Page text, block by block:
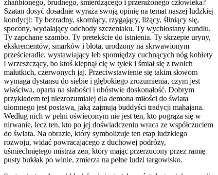
zhańbionego, brudnego, śmierdzącego i przerażonego człowieka?
Szatan dosyć dosadnie wyraża swoją opinię na temat naszej ludzkiej
kondycji: Ty bezradny, skomlący, rzygający, liżący, śliniący się,
spocony, wydalający odchody szczeniaku. Ty wychłostany kundlu.
Ty zapchane szambo. Ty pretekście do istnienia. Ty skrzepie uryny,
ekskrementów, smarków i błota, urodzony na skrwawionym
prześcieradle, wystawiający łeb spomiędzy cuchnących nóg kobiety
i wrzeszczący, bo ktoś klepnął cię w tyłek i śmiał się z twoich
malutkich, czerwonych jaj. Przeciwstawienie się takim słowom
wymaga dystansu do siebie i głębokiego zrozumienia, czym jest
właściwa, oparta na słabości i ubóstwie doskonałość. Dobrym
przykładem tej niezrozumiałej dla demona miłości do świata
ułomnego jest postawa, jaką zajmują buddyści tradycji mahajana.
Według nich w pełni oświeconym nie jest ten, kto pogrąża się w
nirwanie, lecz ten, kto po jej doświadczeniu wraca ze współczuciem
do świata. Na obrazie, który symbolizuje ten etap ludzkiego
rozwoju, widać powracającego z duchowej podróży,
uśmiechniętego mistrza zen, który mając przerzucony przez ramię
pusty bukłak po winie, zmierza na pełne ludzi targowisko.